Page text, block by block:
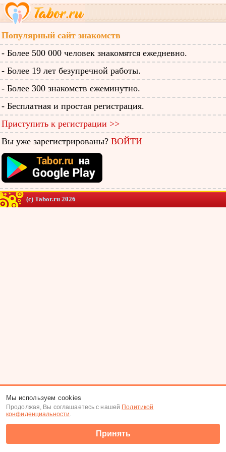
Популярный сайт знакомств
- Более 500 000 человек знакомятся ежедневно.
- Более 19 лет безупречной работы.
- Более 300 знакомств ежеминутно.
- Бесплатная и простая регистрация.
Приступить к регистрации >>
Вы уже зарегистрированы? ВОЙТИ
(c) Tabor.ru 2026
Мы используем cookies
Продолжая, Вы соглашаетесь с нашей Политикой
конфиденциальности.
Принять